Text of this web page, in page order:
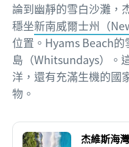
論到幽靜的雪白沙灘，
穩坐新南威爾士州（
位置。Hyams Beach
島（Whitsundays）。
洋，還有充滿生機的國
物。
杰維斯海